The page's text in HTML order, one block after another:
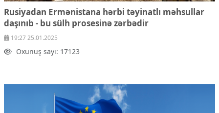
Rusiyadan Ermənistana hərbi təyinatlı məhsullar
daşınıb - bu sülh prosesinə zərbədir
19:27 25.01.2025
Oxunuş sayı: 17123